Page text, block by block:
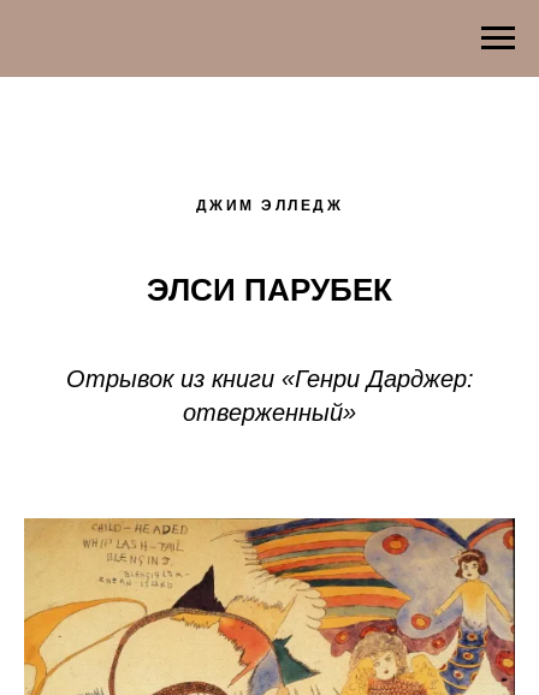
ДЖИМ ЭЛЛЕДЖ
ЭЛСИ ПАРУБЕК
Отрывок из книги «Генри Дарджер:
отверженный»